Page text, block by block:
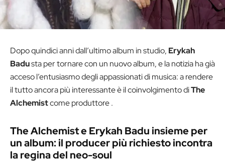
Dopo quindici anni dall’ultimo album in studio, Erykah
Badusta per tornare con un nuovo album, e la notizia ha già
acceso l’entusiasmo degli appassionati di musica: a rendere
il tutto ancora più interessante è il coinvolgimento diThe
Alchemistcome produttore .
The Alchemist e Erykah Badu insieme per
un album: il producer più richiesto incontra
la regina del neo-soul